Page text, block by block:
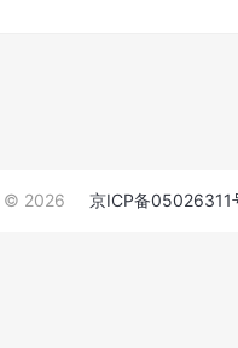
© 2026 京ICP备05026311